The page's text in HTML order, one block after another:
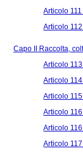
Articolo
Articolo
Capo II Raccolta,
Articolo
Articolo
Articolo
Articolo
Articolo
Articolo